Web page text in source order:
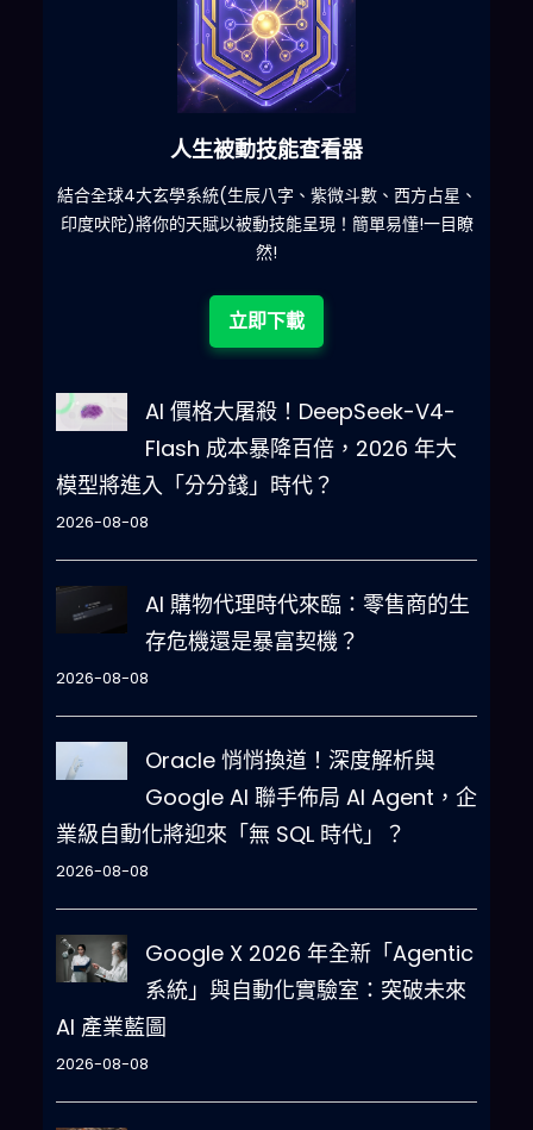
人生被動技能查看器
結合全球4大玄學系統(生辰八字、紫微斗數、西方占星、
印度吠陀)將你的天賦以被動技能呈現！簡單易懂!一目瞭
然!
立即下載
AI 價格大屠殺！DeepSeek-V4-
Flash 成本暴降百倍，2026 年大
模型將進入「分分錢」時代？
2026-08-08
AI 購物代理時代來臨：零售商的生
存危機還是暴富契機？
2026-08-08
Oracle 悄悄換道！深度解析與
Google AI 聯手佈局 AI Agent，企
業級自動化將迎來「無 SQL 時代」？
2026-08-08
Google X 2026 年全新「Agentic
系統」與自動化實驗室：突破未來
AI 產業藍圖
2026-08-08